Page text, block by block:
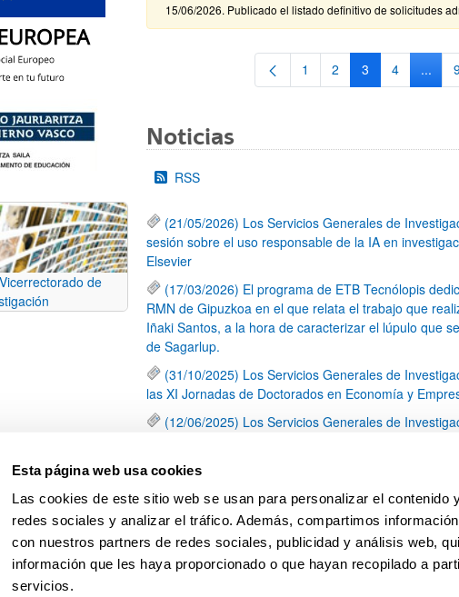
Esta página web usa cookies
Las cookies de este sitio web se usan para personalizar el contenido
redes sociales y analizar el tráfico. Además, compartimos
con nuestros partners de redes sociales, publicidad y análisis web,
información que les haya proporcionado o que hayan recopilado a
servicios.
de
15/06/2026. Publicado el listado definitivo de solicitudes
Página
1 Página
2 Página
3 Página
4 ...
Noticias
RSS
(21/05/2026) Los Servicios Generales de
sesión sobre el uso responsable de la IA en
Elsevier
(17/03/2026) El programa de ETB Tecnólopis
RMN de Gipuzkoa en el que relata el trabajo que
Iñaki Santos, a la hora de caracterizar el lúpulo que
de Sagarlup.
(31/10/2025) Los Servicios Generales de
las XI Jornadas de Doctorados en Economía y
(12/06/2025) Los Servicios Generales de
una caracterización química de dos variedades de
Página
1 Página
2 Página
3 ...
Páginas
79